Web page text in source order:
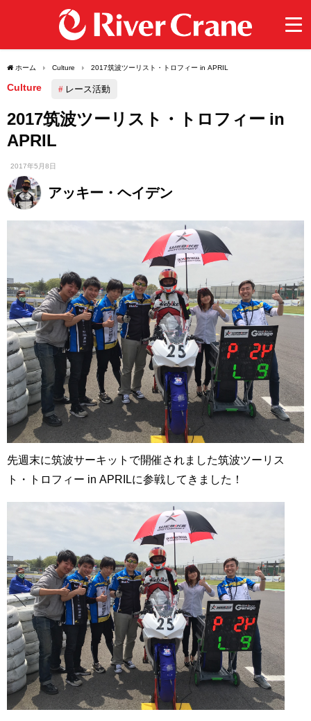
ホーム Culture 2017筑波ツーリスト・トロフィー in APRIL
Culture レース活動
2017筑波ツーリスト・トロフィー in
APRIL
2017年5月8日
アッキー・ヘイデン
先週末に筑波サーキットで開催されました筑波ツーリス
ト・トロフィー in APRILに参戦してきました！